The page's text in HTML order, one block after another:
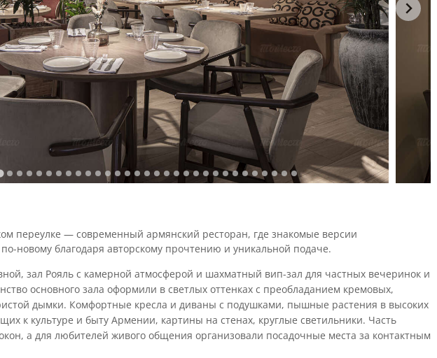
переулке — современный армянский ресторан, где знакомые версии
новому благодаря авторскому прочтению и уникальной подаче.
зал Рояль с камерной атмосферой и шахматный вип-зал для частных вечеринок и
основного зала оформили в светлых оттенках с преобладанием кремовых,
дымки. Комфортные кресла и диваны с подушками, пышные растения в высоких
к культуре и быту Армении, картины на стенах, круглые светильники. Часть
а для любителей живого общения организовали посадочные места за контактным